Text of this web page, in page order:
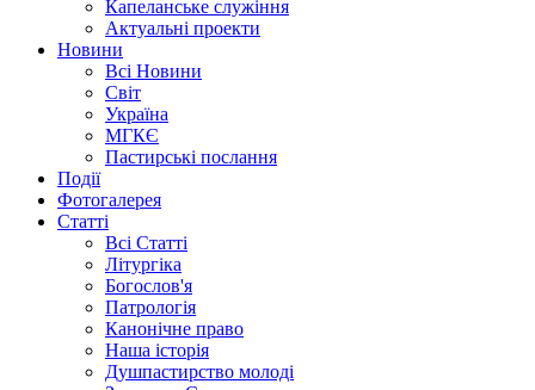
Капеланське служіння
Актуальні проекти
Новини
Всі Новини
Світ
Україна
МГКЄ
Пастирські послання
Події
Фотогалерея
Статті
Всі Статті
Літургіка
Богослов'я
Патрологія
Канонічне право
Наша історія
Душпастирство молоді